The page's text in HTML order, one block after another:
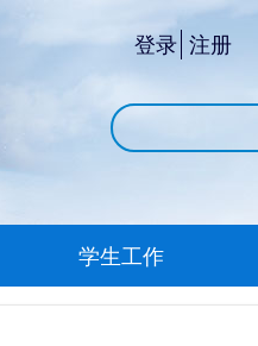
登录 注册
学生工作